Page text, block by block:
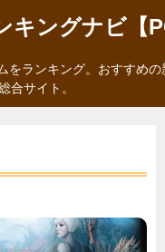
キングナビ【
をランキング。おすすめ
合サイト。